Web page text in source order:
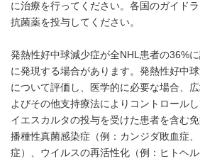
に治療を行ってください。各国のガイド
抗菌薬を投与してください。
発熱性好中球減少症が全NHL患者の36%
に発現する場合があります。発熱性好中
について評価し、医学的に必要な場合、
よびその他支持療法によりコントロールし
イエスカルタの投与を受けた患者を含む免
播種性真菌感染症（例：カンジダ敗血症
症）、ウイルスの再活性化（例：ヒトヘ